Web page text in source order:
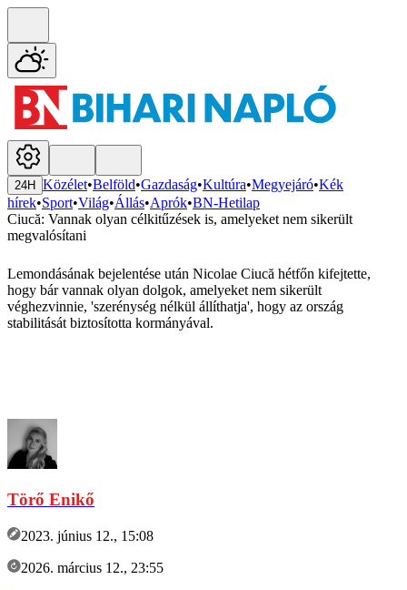
24H Közélet•Belföld•Gazdaság•Kultúra•Megyejáró•Kék
hírek•Sport•Világ•Állás•Aprók•BN-Hetilap
Ciucă: Vannak olyan célkitűzések is, amelyeket nem sikerült
megvalósítani
Lemondásának bejelentése után Nicolae Ciucă hétfőn kifejtette,
hogy bár vannak olyan dolgok, amelyeket nem sikerült
véghezvinnie, 'szerénység nélkül állíthatja', hogy az ország
stabilitását biztosította kormányával.
Törő Enikő
2023. június 12., 15:08
2026. március 12., 23:55